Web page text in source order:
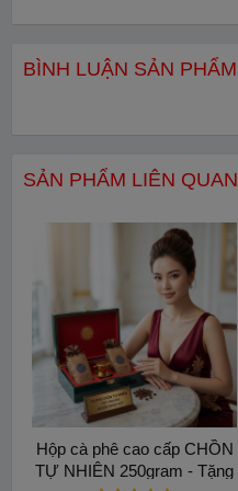
BÌNH LUẬN SẢN PHẨM
SẢN PHẨM LIÊN QUAN
Hộp cà phê cao cấp CHỒN
TỰ NHIÊN 250gram - Tặng